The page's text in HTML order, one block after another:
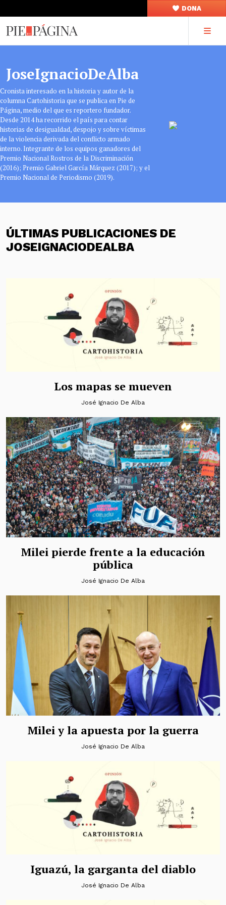
DONA
JoseIgnacioDeAlba
Cronista interesado en la historia y autor de la
columna Cartohistoria que se publica en Pie de
Página, medio del que es reportero fundador.
Desde 2014 ha recorrido el país para contar
historias de desigualdad, despojo y sobre víctimas
de la violencia derivada del conflicto armado
interno. Integrante de los equipos ganadores del
Premio Nacional Rostros de la Discriminación
(2016); Premio Gabriel García Márquez (2017); y el
Premio Nacional de Periodismo (2019).
ÚLTIMAS PUBLICACIONES DE
JOSEIGNACIODEALBA
Los mapas se mueven
José Ignacio De Alba
Milei pierde frente a la educación
pública
José Ignacio De Alba
Milei y la apuesta por la guerra
José Ignacio De Alba
Iguazú, la garganta del diablo
José Ignacio De Alba